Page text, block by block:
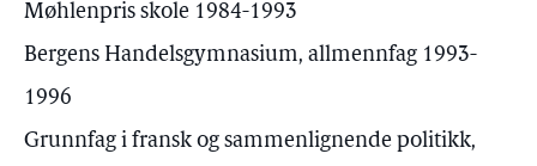
Møhlenpris skole 1984-1993
Bergens Handelsgymnasium, allmennfag 1993-
1996
Grunnfag i fransk og sammenlignende politikk,